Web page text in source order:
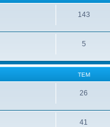
143
5
ТЕМ
26
41